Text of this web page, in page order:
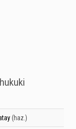
(haz.)